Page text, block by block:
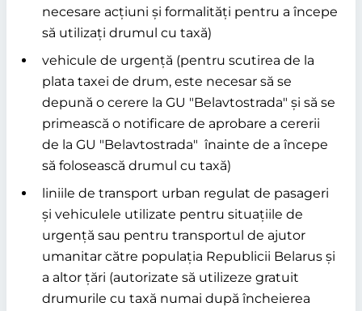
necesare acțiuni și formalități pentru a începe
să utilizați drumul cu taxă)
vehicule de urgență (pentru scutirea de la
plata taxei de drum, este necesar să se
depună o cerere la GU
Belavtostrada și să se
primească o notificare de aprobare a cererii
de la GU
Belavtostrada
înainte de a începe
să folosească drumul cu taxă)
liniile de transport urban regulat de pasageri
și vehiculele utilizate pentru situațiile de
urgență sau pentru transportul de ajutor
umanitar către populația Republicii Belarus și
a altor țări (autorizate să utilizeze gratuit
drumurile cu taxă numai după încheierea